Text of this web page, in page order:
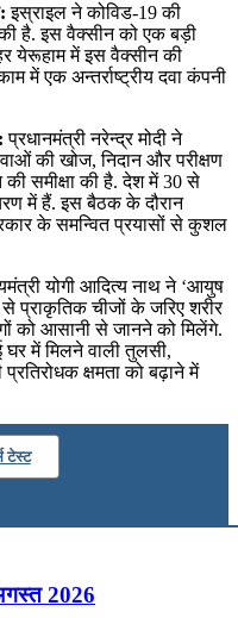
इस्राइल ने कोविड-19 की
है. इस वैक्‍सीन को एक बड़ी
येरूहाम में इस वैक्‍सीन की
में एक अन्तर्राष्ट्रीय दवा कंपनी
प्रधानमंत्री नरेन्‍द्र मोदी ने
की खोज, निदान और परीक्षण
की समीक्षा की है. देश में 30 से
में हैं. इस बैठक के दौरान
के समन्वित प्रयासों से कुशल
योगी आदित्य नाथ ने ‘आयुष
प्राकृतिक चीजों के जरिए शरीर
को आसानी से जानने को मिलेंगे.
में मिलने वाली तुलसी,
क्षमता को बढ़ाने में
टेस्ट
2026